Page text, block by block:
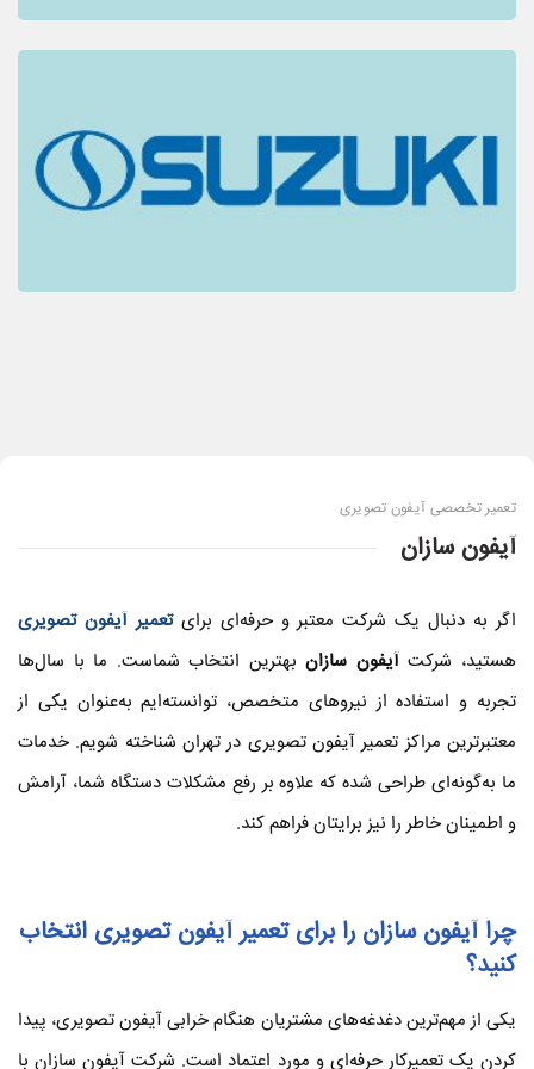
تعمیر تخصصی آیفون تصویری
آیفون سازان
اگر به دنبال یک شرکت معتبر و حرفه‌ای برایتعمیر آیفون تصویری
هستید، شرکتآیفون سازانبهترین انتخاب شماست. ما با سال‌ها
تجربه و استفاده از نیروهای متخصص، توانسته‌ایم به‌عنوان یکی از
معتبرترین مراکز تعمیر آیفون تصویری در تهران شناخته شویم. خدمات
ما به‌گونه‌ای طراحی شده که علاوه بر رفع مشکلات دستگاه شما، آرامش
و اطمینان خاطر را نیز برایتان فراهم کند.
چرا آیفون سازان را برای تعمیر آیفون تصویری انتخاب
کنید؟
یکی از مهم‌ترین دغدغه‌های مشتریان هنگام خرابی آیفون تصویری، پیدا
کردن یک تعمیرکار حرفه‌ای و مورد اعتماد است. شرکت آیفون سازان با